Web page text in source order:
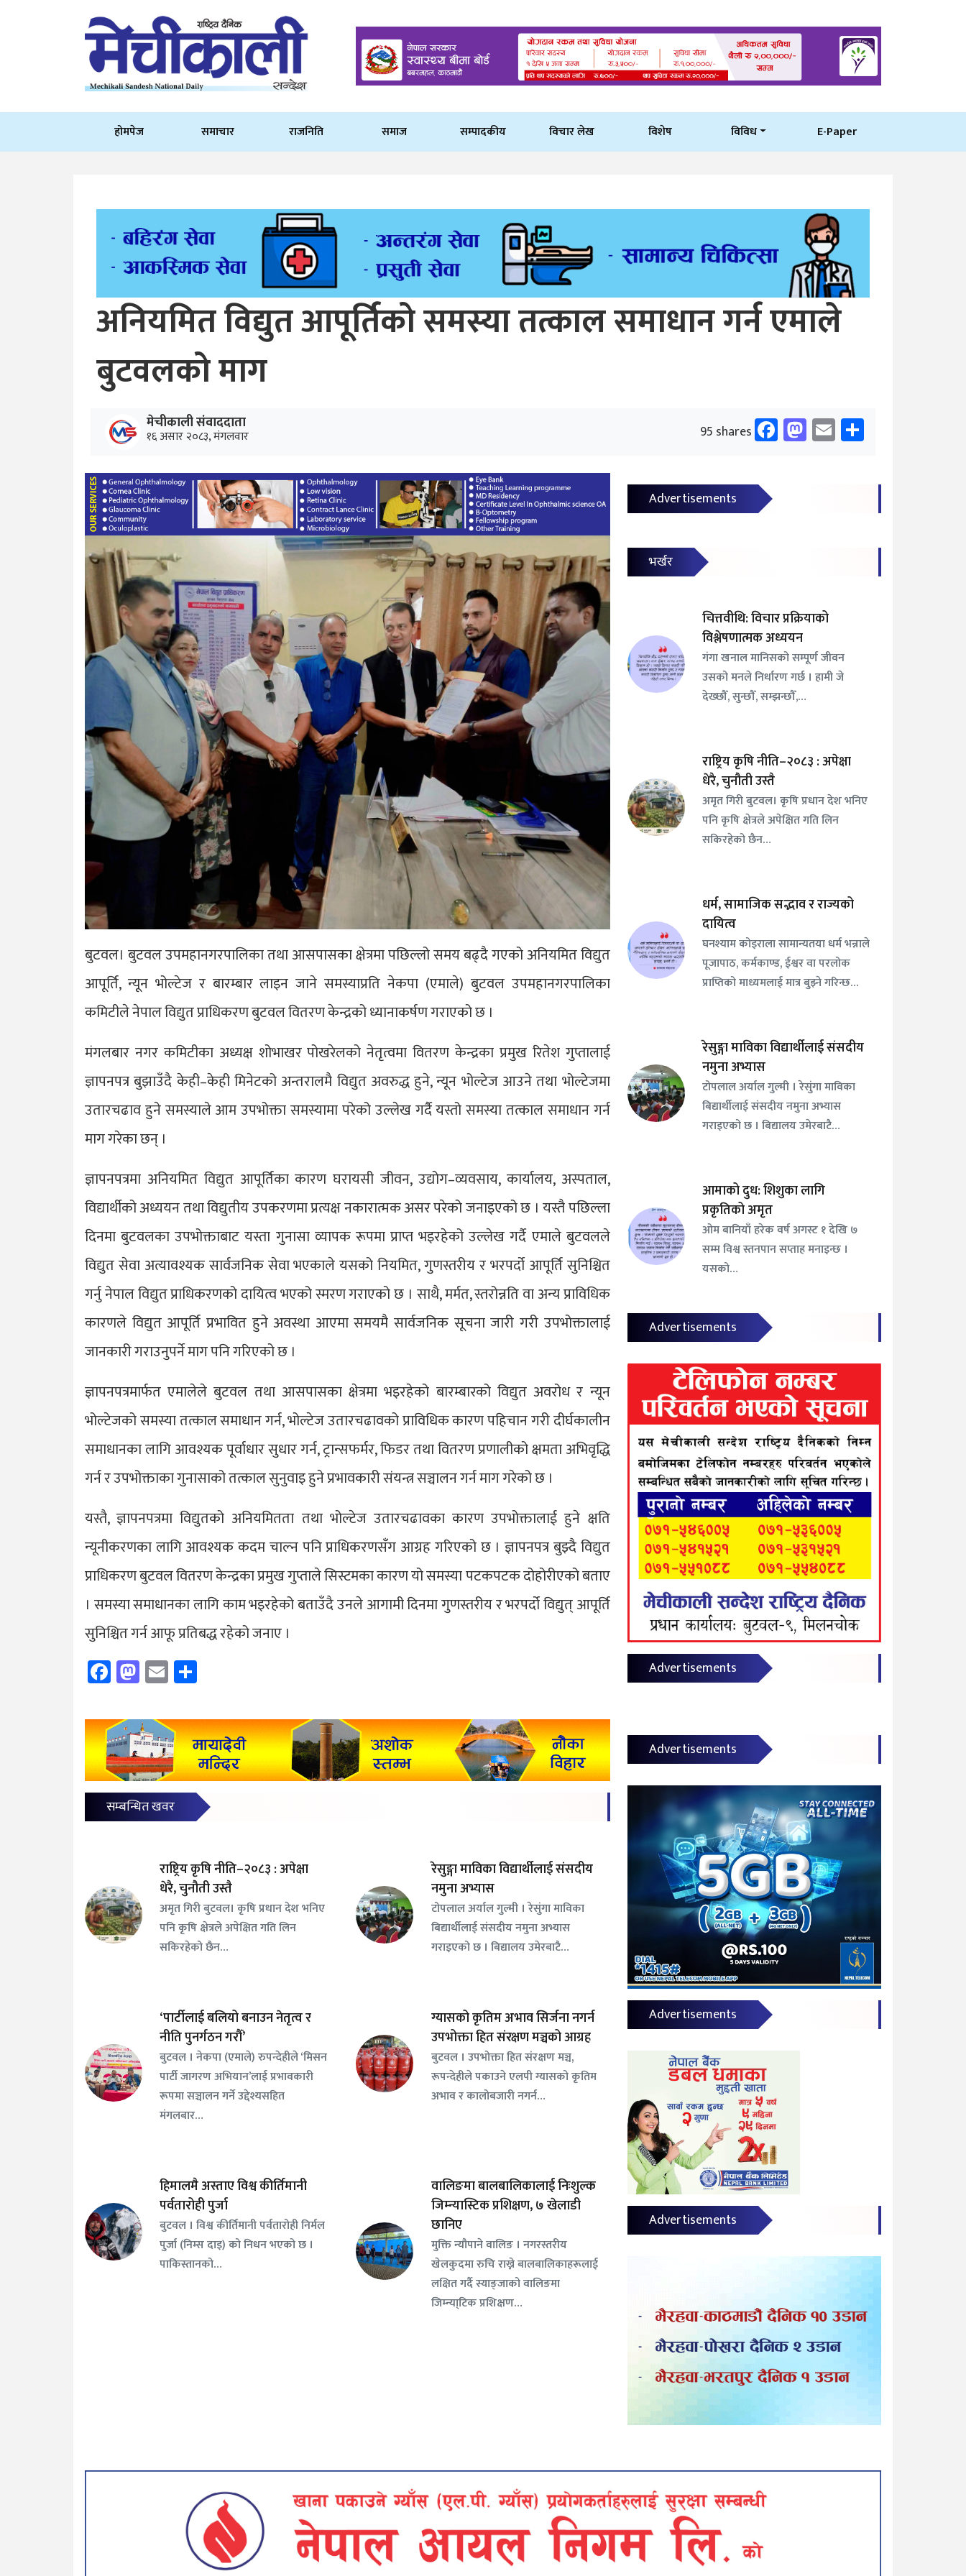
होमपेज समाचार राजनिति समाज सम्पादकीय विचार लेख विशेष विविध E-Paper
अनियमित विद्युत आपूर्तिको समस्या तत्काल समाधान गर्न एमाले
बुटवलको माग
मेचीकाली संवाददाता
१६ असार २०८३, मंगलवार 95 shares Facebook
Mastodon
Email
बुटवल। बुटवल उपमहानगरपालिका तथा आसपासका क्षेत्रमा पछिल्लो समय बढ्दै गएको अनियमित विद्युत
आपूर्ति, न्यून भोल्टेज र बारम्बार लाइन जाने समस्याप्रति नेकपा (एमाले) बुटवल उपमहानगरपालिका
कमिटीले नेपाल विद्युत प्राधिकरण बुटवल वितरण केन्द्रको ध्यानाकर्षण गराएको छ ।
मंगलबार नगर कमिटीका अध्यक्ष शोभाखर पोखरेलको नेतृत्वमा वितरण केन्द्रका प्रमुख रितेश गुप्तालाई
ज्ञापनपत्र बुझाउँदै केही–केही मिनेटको अन्तरालमै विद्युत अवरुद्ध हुने, न्यून भोल्टेज आउने तथा भोल्टेजमा
उतारचढाव हुने समस्याले आम उपभोक्ता समस्यामा परेको उल्लेख गर्दै यस्तो समस्या तत्काल समाधान गर्न
माग गरेका छन् ।
ज्ञापनपत्रमा अनियमित विद्युत आपूर्तिका कारण घरायसी जीवन, उद्योग–व्यवसाय, कार्यालय, अस्पताल,
विद्यार्थीको अध्ययन तथा विद्युतीय उपकरणमा प्रत्यक्ष नकारात्मक असर परेको जनाइएको छ । यस्तै पछिल्ला
दिनमा बुटवलका उपभोक्ताबाट यस्ता गुनासा व्यापक रूपमा प्राप्त भइरहेको उल्लेख गर्दै एमाले बुटवलले
विद्युत सेवा अत्यावश्यक सार्वजनिक सेवा भएकाले यसको नियमित, गुणस्तरीय र भरपर्दो आपूर्ति सुनिश्चित
गर्नु नेपाल विद्युत प्राधिकरणको दायित्व भएको स्मरण गराएको छ । साथै, मर्मत, स्तरोन्नति वा अन्य प्राविधिक
कारणले विद्युत आपूर्ति प्रभावित हुने अवस्था आएमा समयमै सार्वजनिक सूचना जारी गरी उपभोक्तालाई
जानकारी गराउनुपर्ने माग पनि गरिएको छ ।
ज्ञापनपत्रमार्फत एमालेले बुटवल तथा आसपासका क्षेत्रमा भइरहेको बारम्बारको विद्युत अवरोध र न्यून
भोल्टेजको समस्या तत्काल समाधान गर्न, भोल्टेज उतारचढावको प्राविधिक कारण पहिचान गरी दीर्घकालीन
समाधानका लागि आवश्यक पूर्वाधार सुधार गर्न, ट्रान्सफर्मर, फिडर तथा वितरण प्रणालीको क्षमता अभिवृद्धि
गर्न र उपभोक्ताका गुनासाको तत्काल सुनुवाइ हुने प्रभावकारी संयन्त्र सञ्चालन गर्न माग गरेको छ ।
यस्तै, ज्ञापनपत्रमा विद्युतको अनियमितता तथा भोल्टेज उतारचढावका कारण उपभोक्तालाई हुने क्षति
न्यूनीकरणका लागि आवश्यक कदम चाल्न पनि प्राधिकरणसँग आग्रह गरिएको छ । ज्ञापनपत्र बुझ्दै विद्युत
प्राधिकरण बुटवल वितरण केन्द्रका प्रमुख गुप्ताले सिस्टमका कारण यो समस्या पटकपटक दोहोरीएको बताए
। समस्या समाधानका लागि काम भइरहेको बताउँदै उनले आगामी दिनमा गुणस्तरीय र भरपर्दो विद्युत् आपूर्ति
सुनिश्चित गर्न आफू प्रतिबद्ध रहेको जनाए ।
Facebook
Mastodon
Email
सम्बन्धित खवर
राष्ट्रिय कृषि नीति–२०८३ : अपेक्षा
धेरै, चुनौती उस्तै
अमृत गिरी बुटवल। कृषि प्रधान देश भनिए
पनि कृषि क्षेत्रले अपेक्षित गति लिन
सकिरहेको छैन…
रेसुङ्गा माविका विद्यार्थीलाई संसदीय
नमुना अभ्यास
टोपलाल अर्याल गुल्मी । रेसुंगा माविका
बिद्यार्थीलाई संसदीय नमुना अभ्यास
गराइएको छ । बिद्यालय उमेरबाटै…
‘पार्टीलाई बलियो बनाउन नेतृत्व र
नीति पुनर्गठन गरौँ’
बुटवल । नेकपा (एमाले) रुपन्देहीले ‘मिसन
पार्टी जागरण अभियान’लाई प्रभावकारी
रूपमा सञ्चालन गर्ने उद्देश्यसहित
मंगलबार…
ग्यासको कृतिम अभाव सिर्जना नगर्न
उपभोक्ता हित संरक्षण मञ्चको आग्रह
बुटवल । उपभोक्ता हित संरक्षण मञ्च,
रूपन्देहीले पकाउने एलपी ग्यासको कृतिम
अभाव र कालोबजारी नगर्न…
हिमालमै अस्ताए विश्व कीर्तिमानी
पर्वतारोही पुर्जा
बुटवल । विश्व कीर्तिमानी पर्वतारोही निर्मल
पुर्जा (निम्स दाइ) को निधन भएको छ ।
पाकिस्तानको…
वालिङमा बालबालिकालाई निःशुल्क
जिम्न्यास्टिक प्रशिक्षण, ७ खेलाडी
छानिए
​मुक्ति न्यौपाने वालिङ । नगरस्तरीय
खेलकुदमा रुचि राख्ने बालबालिकाहरूलाई
लक्षित गर्दै स्याङ्जाको वालिङमा
जिम्न्या्टिक प्रशिक्षण…
Advertisements
भर्खर
चित्तवीथि: विचार प्रक्रियाको
विश्लेषणात्मक अध्ययन
गंगा खनाल मानिसको सम्पूर्ण जीवन
उसको मनले निर्धारण गर्छ । हामी जे
देख्छौँ, सुन्छौँ, सम्झन्छौँ,…
राष्ट्रिय कृषि नीति–२०८३ : अपेक्षा
धेरै, चुनौती उस्तै
अमृत गिरी बुटवल। कृषि प्रधान देश भनिए
पनि कृषि क्षेत्रले अपेक्षित गति लिन
सकिरहेको छैन…
धर्म, सामाजिक सद्भाव र राज्यको
दायित्व
घनश्याम कोइराला सामान्यतया धर्म भन्नाले
पूजापाठ, कर्मकाण्ड, ईश्वर वा परलोक
प्राप्तिको माध्यमलाई मात्र बुझ्ने गरिन्छ…
रेसुङ्गा माविका विद्यार्थीलाई संसदीय
नमुना अभ्यास
टोपलाल अर्याल गुल्मी । रेसुंगा माविका
बिद्यार्थीलाई संसदीय नमुना अभ्यास
गराइएको छ । बिद्यालय उमेरबाटै…
आमाको दुध: शिशुका लागि
प्रकृतिको अमृत
ओम बानियाँ हरेक वर्ष अगस्ट १ देखि ७
सम्म विश्व स्तनपान सप्ताह मनाइन्छ ।
यसको…
Advertisements
Advertisements
Advertisements
Advertisements
Advertisements